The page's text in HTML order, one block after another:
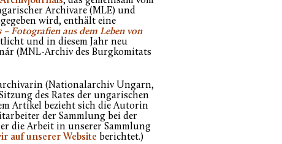
Archivare (MLE) und
wird, enthält eine
– Fotografien aus dem Leben von
und in diesem Jahr neu
(MNL-Archiv des Burgkomitats
(Nationalarchiv Ungarn,
des Rates der ungarischen
Artikel bezieht sich die Autorin
der Sammlung bei der
die Arbeit in unserer Sammlung
auf unserer Website berichtet.)